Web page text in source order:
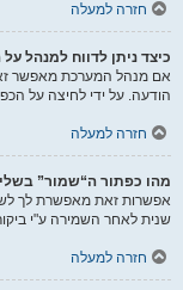
חזרה למעלה
כיצד ניתן לדווח למנהל
אם מנהל המערכת מאפשר
הודעה. על ידי לחיצה על
חזרה למעלה
מהו כפתור ה“שמור”
אפשרות זאת מאפשרת לך
שנית לאחר השמירה ע"י
חזרה למעלה